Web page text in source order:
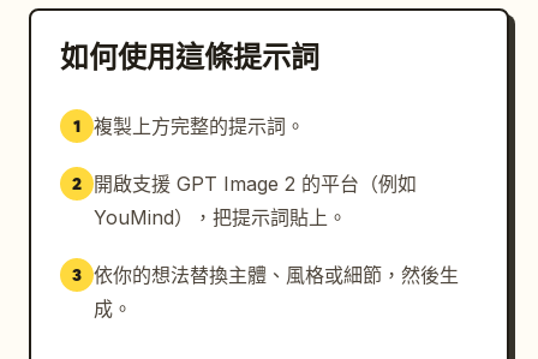
如何使用這條提示詞
1 複製上方完整的提示詞。
2
開啟支援 GPT Image 2 的平台（例如
YouMind），把提示詞貼上。
3 依你的想法替換主體、風格或細節，然後生
成。